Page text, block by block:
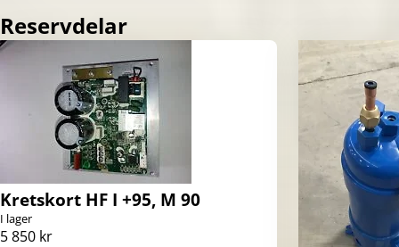
Reservdelar
Kretskort HF I +95, M 90
I lager
5 850 kr